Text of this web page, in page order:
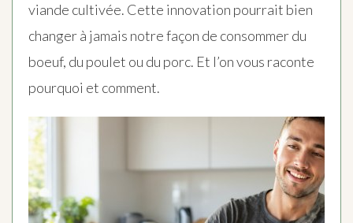
viande cultivée. Cette innovation pourrait bien
changer à jamais notre façon de consommer du
boeuf, du poulet ou du porc. Et l’on vous raconte
pourquoi et comment.